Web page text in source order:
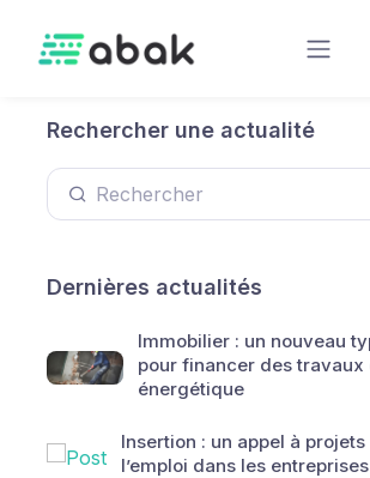
Rechercher une actualité
Dernières actualités
Immobilier : un nouveau
pour financer des travaux
énergétique
Insertion : un appel à
l’emploi dans les